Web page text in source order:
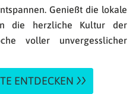
Genießt die lokale
die herzliche Kultur der
voller unvergesslicher
ENTDECKEN